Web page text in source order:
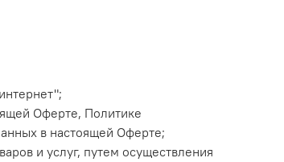
Оферте, Политике
в настоящей Оферте;
и услуг, путем осуществления